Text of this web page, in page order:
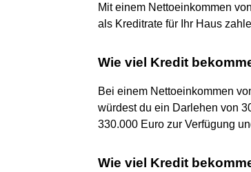
Mit einem Nettoeinkommen
als Kreditrate für Ihr Haus
Wie viel Kredit
Bei einem Nettoeinkommen
würdest du ein Darlehen von
330.000 Euro zur Verfügung
Wie viel Kredit